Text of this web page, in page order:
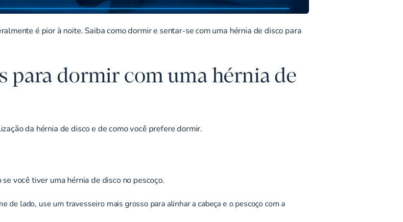
é pior à noite. Saiba como dormir e sentar-se com uma hérnia de disco para
para dormir com uma hérnia de
da hérnia de disco e de como você prefere dormir.
você tiver uma hérnia de disco no pescoço.
de lado, use um travesseiro mais grosso para alinhar a cabeça e o pescoço com a